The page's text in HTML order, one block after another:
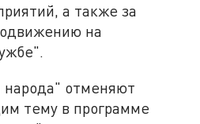
а также за
на
народа" отменяют
тему в программе